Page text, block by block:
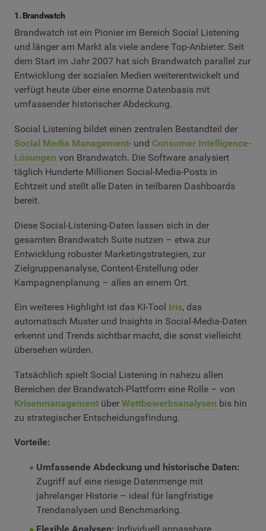
1. Brandwatch
Brandwatch ist ein Pionier im Bereich Social Listening
und länger am Markt als viele andere Top-Anbieter. Seit
dem Start im Jahr 2007 hat sich Brandwatch parallel zur
Entwicklung der sozialen Medien weiterentwickelt und
verfügt heute über eine enorme Datenbasis mit
umfassender historischer Abdeckung.
Social Listening bildet einen zentralen Bestandteil der
Social Media Management- und Consumer Intelligence-
Lösungen von Brandwatch. Die Software analysiert
täglich Hunderte Millionen Social-Media-Posts in
Echtzeit und stellt alle Daten in teilbaren Dashboards
bereit.
Diese Social-Listening-Daten lassen sich in der
gesamten Brandwatch Suite nutzen – etwa zur
Entwicklung robuster Marketingstrategien, zur
Zielgruppenanalyse, Content-Erstellung oder
Kampagnenplanung – alles an einem Ort.
Ein weiteres Highlight ist das KI-Tool Iris, das
automatisch Muster und Insights in Social-Media-Daten
erkennt und Trends sichtbar macht, die sonst vielleicht
übersehen würden.
Tatsächlich spielt Social Listening in nahezu allen
Bereichen der Brandwatch-Plattform eine Rolle – von
Krisenmanagement über Wettbewerbsanalysen bis hin
zu strategischer Entscheidungsfindung.
Vorteile:
Umfassende Abdeckung und historische Daten:
Zugriff auf eine riesige Datenmenge mit
jahrelanger Historie – ideal für langfristige
Trendanalysen und Benchmarking.